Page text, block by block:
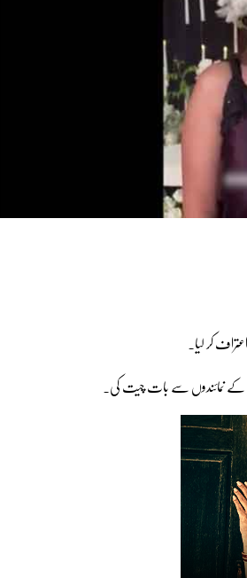
کر لیا۔
کے نمائندوں سے بات چیت کی۔